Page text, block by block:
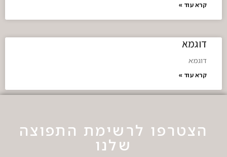
קרא עוד »
דוגמא
דוגמא
קרא עוד »
הצטרפו לרשימת התפוצה
שלנו